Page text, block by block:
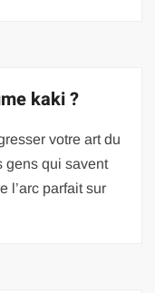
kaki ?
votre art du
gens qui savent
l’arc parfait sur